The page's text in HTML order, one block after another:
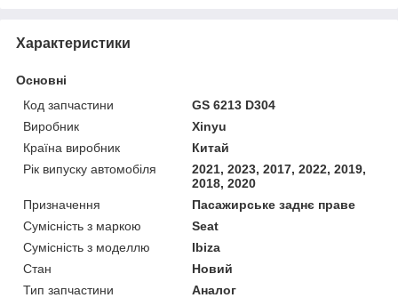
Характеристики
Основні
Код запчастини
GS 6213 D304
Виробник
Xinyu
Країна виробник
Китай
Рік випуску автомобіля
2021, 2023, 2017, 2022, 2019,
2018, 2020
Призначення
Пасажирське заднє праве
Сумісність з маркою
Seat
Сумісність з моделлю
Ibiza
Стан
Новий
Тип запчастини
Аналог